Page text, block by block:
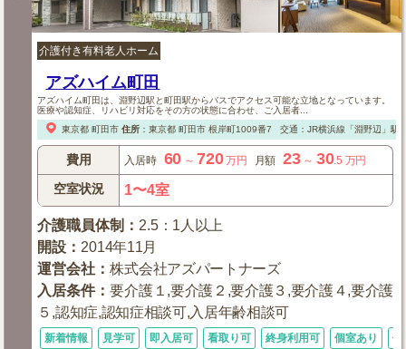
介護付き有料老人ホーム
アズハイム町田
アズハイム町田は、淵野辺駅と町田駅からバスでアクセス可能な立地となっています。
医療や認知症、リハビリ対応をその方の状態に合わせ、ご入居者...
東京都 町田市 住所： 東京都 町田市根岸町1009番7 交通：JR横浜線「淵野辺」駅
費用 入居時 60 ～ 720万円 月額 23～ 30.5 万円
空室状況 1〜4室
介護職員体制 ： 2.5：1人以上
開設 ： 2014年11月
運営会社 ：株式会社アズパートナーズ
入居条件：要介護１,要介護２,要介護３,要介護４,要介護
５,認知症,認知症相談可,入居年齢相談可
新着情報 見学可 即入居可 看取り可 終身利用可 個室あり 体